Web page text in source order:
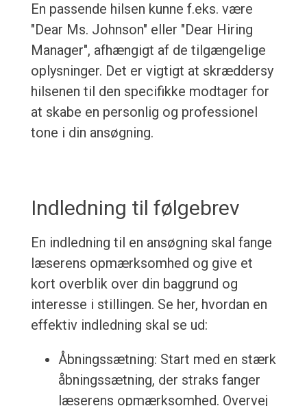
En passende hilsen kunne f.eks. være
"Dear Ms. Johnson" eller "Dear Hiring
Manager", afhængigt af de tilgængelige
oplysninger. Det er vigtigt at skræddersy
hilsenen til den specifikke modtager for
at skabe en personlig og professionel
tone i din ansøgning.
Indledning til følgebrev
En indledning til en ansøgning skal fange
læserens opmærksomhed og give et
kort overblik over din baggrund og
interesse i stillingen. Se her, hvordan en
effektiv indledning skal se ud:
Åbningssætning: Start med en stærk
åbningssætning, der straks fanger
læserens opmærksomhed. Overvej